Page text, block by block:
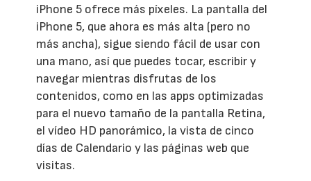
iPhone 5 ofrece más píxeles. La pantalla del
iPhone 5, que ahora es más alta (pero no
más ancha), sigue siendo fácil de usar con
una mano, así que puedes tocar, escribir y
navegar mientras disfrutas de los
contenidos, como en las apps optimizadas
para el nuevo tamaño de la pantalla Retina,
el vídeo HD panorámico, la vista de cinco
días de Calendario y las páginas web que
visitas.